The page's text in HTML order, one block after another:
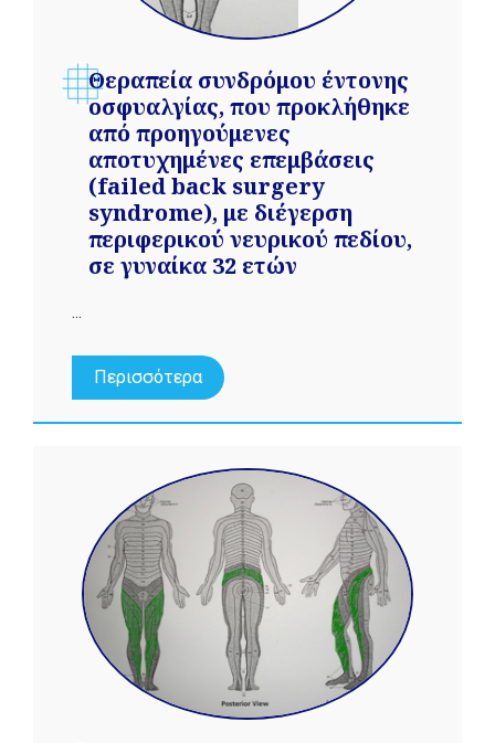
Θεραπεία συνδρόμου έντονης
οσφυαλγίας, που προκλήθηκε
από προηγούμενες
αποτυχημένες επεμβάσεις
(failed back surgery
syndrome), με διέγερση
περιφερικού νευρικού πεδίου,
σε γυναίκα 32 ετών
...
Περισσότερα